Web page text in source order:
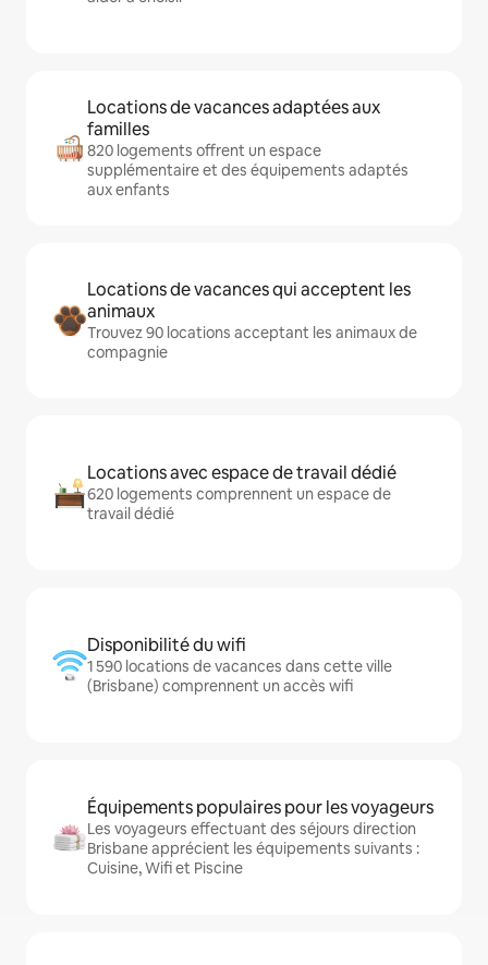
Locations de vacances adaptées aux
familles
820 logements offrent un espace
supplémentaire et des équipements adaptés
aux enfants
Locations de vacances qui acceptent les
animaux
Trouvez 90 locations acceptant les animaux de
compagnie
Locations avec espace de travail dédié
620 logements comprennent un espace de
travail dédié
Disponibilité du wifi
1 590 locations de vacances dans cette ville
(Brisbane) comprennent un accès wifi
Équipements populaires pour les voyageurs
Les voyageurs effectuant des séjours direction
Brisbane apprécient les équipements suivants :
Cuisine, Wifi et Piscine